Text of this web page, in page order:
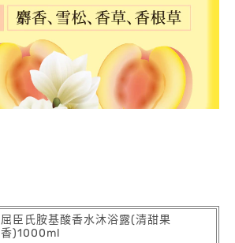
屈臣氏胺基酸香水沐浴露(清甜果
香)1000ml